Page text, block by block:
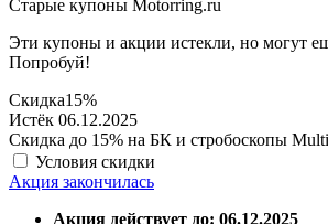
Старые купоны Motorring.ru
Эти купоны и акции истекли, но могут
Попробуй!
Скидка15%
Истёк 06.12.2025
Скидка до 15% на БК и стробоскопы
Условия скидки
Акция закончилась
Акция действует до: 06.12.2025